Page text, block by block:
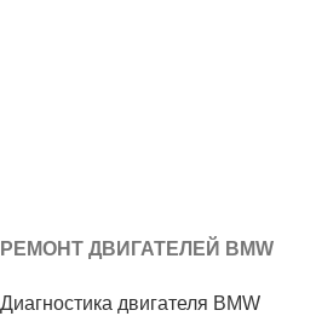
РЕМОНТ ДВИГАТЕЛЕЙ BMW
Диагностика двигателя BMW